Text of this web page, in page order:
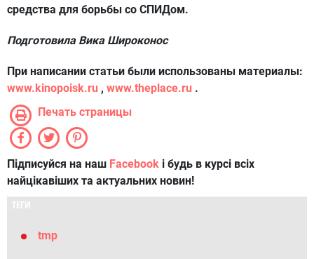
средства для борьбы со СПИДом.
Подготовила Вика Широконос
При написании статьи были использованы материалы:
www.kinopoisk.ru , www.theplace.ru .
Печать страницы
Підписуйся на наш Facebook і будь в курсі всіх
найцікавіших та актуальних новин!
ТЕГИ
tmp